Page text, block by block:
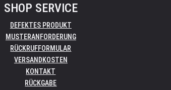
SHOP SERVICE
DEFEKTES PRODUKT
MUSTERANFORDERUNG
RÜCKRUFFORMULAR
VERSANDKOSTEN
KONTAKT
RÜCKGABE